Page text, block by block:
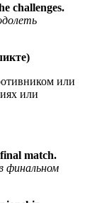
challenges.
или
или
match.
финальном